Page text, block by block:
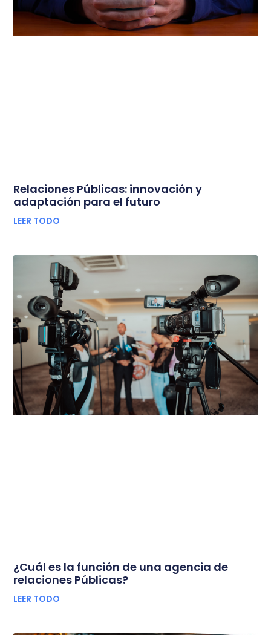
Relaciones Públicas: innovación y
adaptación para el futuro
LEER TODO
¿Cuál es la función de una agencia de
relaciones Públicas?
LEER TODO